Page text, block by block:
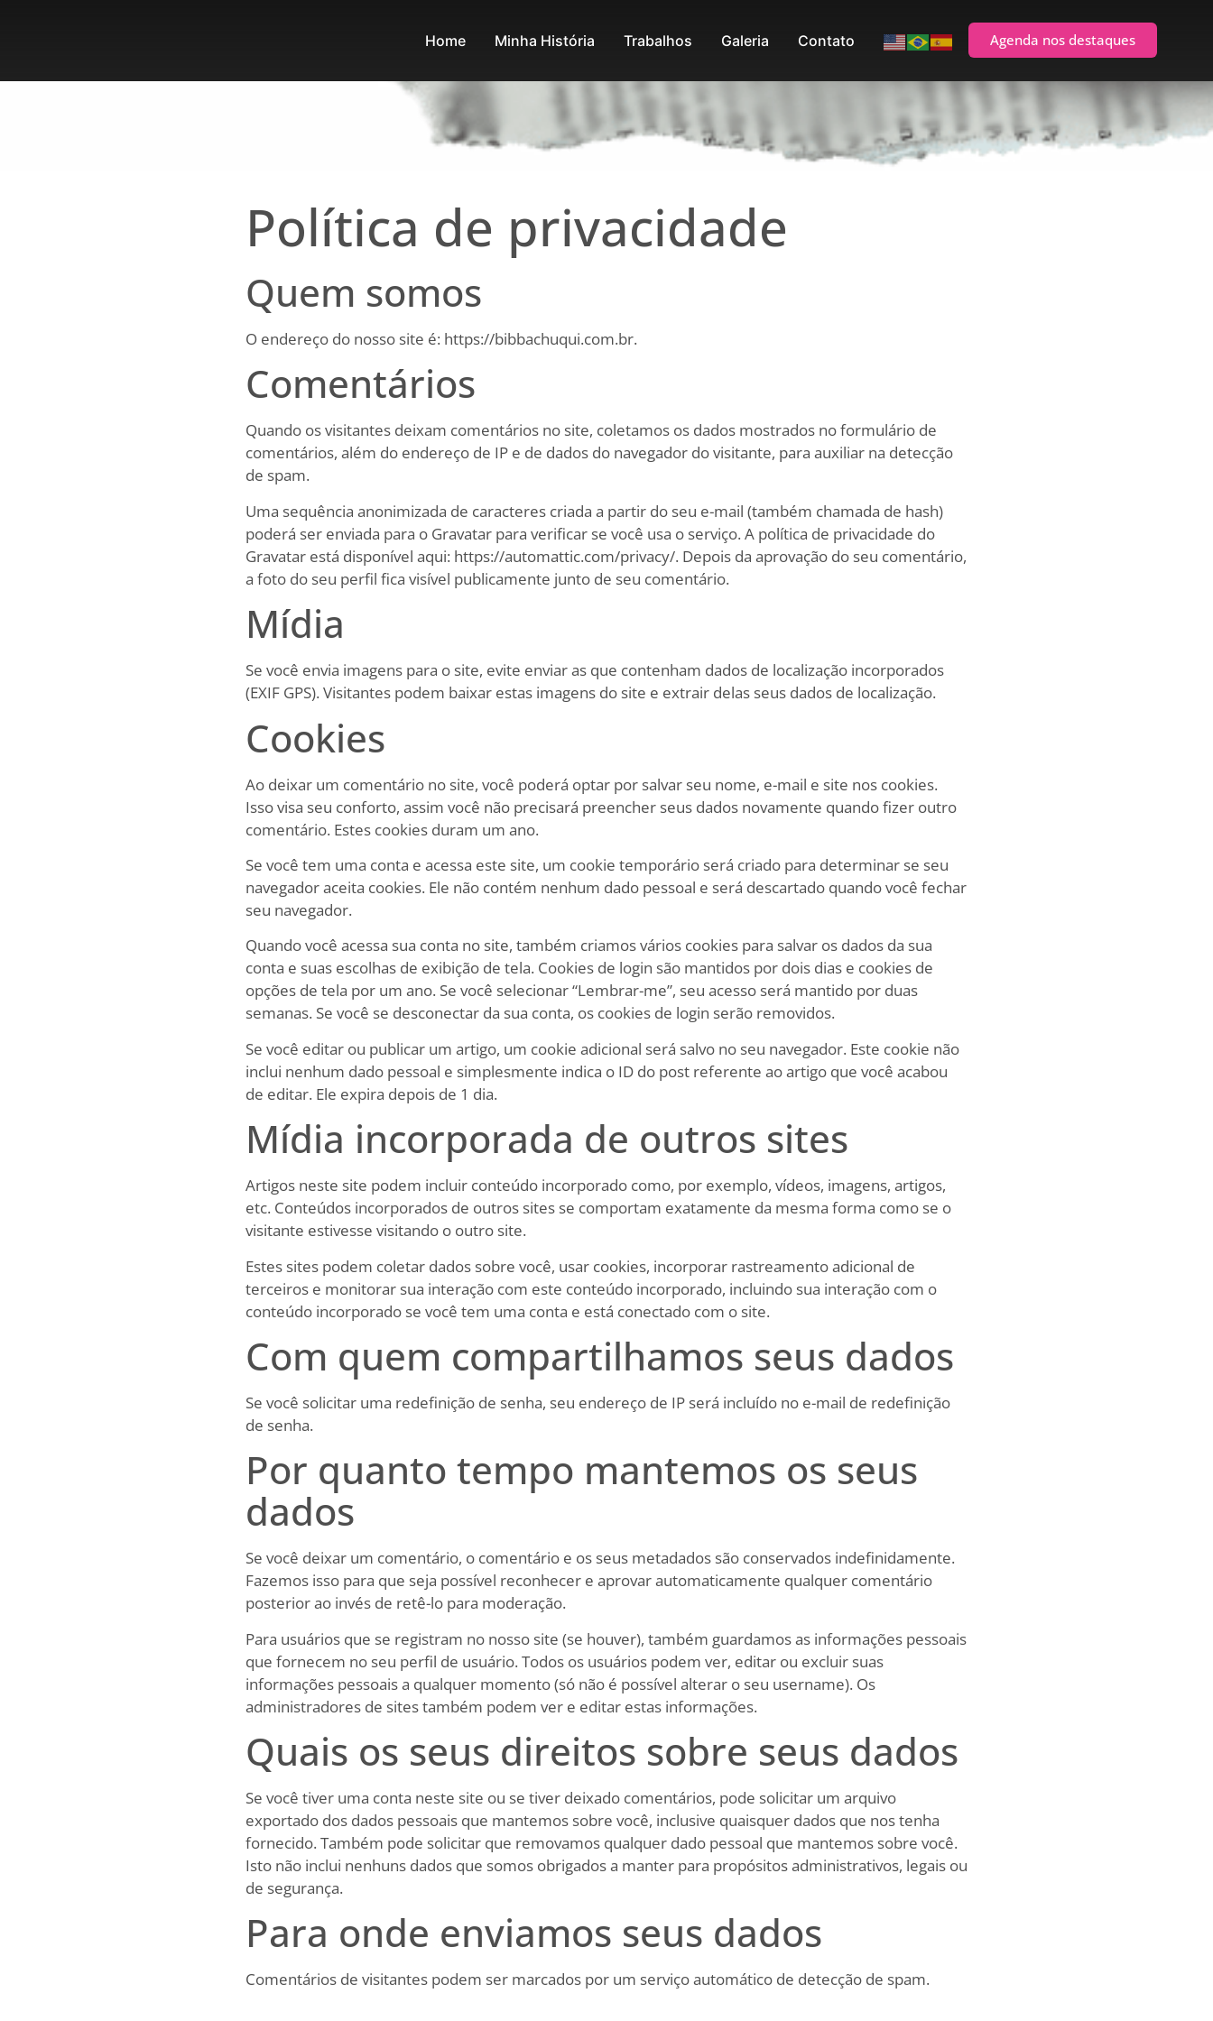
Home Minha História Trabalhos Galeria Contato Agenda nos destaques
Política de privacidade
Quem somos
O endereço do nosso site é: https://bibbachuqui.com.br.
Comentários
Quando os visitantes deixam comentários no site, coletamos os dados mostrados no formulário de
comentários, além do endereço de IP e de dados do navegador do visitante, para auxiliar na detecção
de spam.
Uma sequência anonimizada de caracteres criada a partir do seu e-mail (também chamada de hash)
poderá ser enviada para o Gravatar para verificar se você usa o serviço. A política de privacidade do
Gravatar está disponível aqui: https://automattic.com/privacy/. Depois da aprovação do seu comentário,
a foto do seu perfil fica visível publicamente junto de seu comentário.
Mídia
Se você envia imagens para o site, evite enviar as que contenham dados de localização incorporados
(EXIF GPS). Visitantes podem baixar estas imagens do site e extrair delas seus dados de localização.
Cookies
Ao deixar um comentário no site, você poderá optar por salvar seu nome, e-mail e site nos cookies.
Isso visa seu conforto, assim você não precisará preencher seus dados novamente quando fizer outro
comentário. Estes cookies duram um ano.
Se você tem uma conta e acessa este site, um cookie temporário será criado para determinar se seu
navegador aceita cookies. Ele não contém nenhum dado pessoal e será descartado quando você fechar
seu navegador.
Quando você acessa sua conta no site, também criamos vários cookies para salvar os dados da sua
conta e suas escolhas de exibição de tela. Cookies de login são mantidos por dois dias e cookies de
opções de tela por um ano. Se você selecionar “Lembrar-me”, seu acesso será mantido por duas
semanas. Se você se desconectar da sua conta, os cookies de login serão removidos.
Se você editar ou publicar um artigo, um cookie adicional será salvo no seu navegador. Este cookie não
inclui nenhum dado pessoal e simplesmente indica o ID do post referente ao artigo que você acabou
de editar. Ele expira depois de 1 dia.
Mídia incorporada de outros sites
Artigos neste site podem incluir conteúdo incorporado como, por exemplo, vídeos, imagens, artigos,
etc. Conteúdos incorporados de outros sites se comportam exatamente da mesma forma como se o
visitante estivesse visitando o outro site.
Estes sites podem coletar dados sobre você, usar cookies, incorporar rastreamento adicional de
terceiros e monitorar sua interação com este conteúdo incorporado, incluindo sua interação com o
conteúdo incorporado se você tem uma conta e está conectado com o site.
Com quem compartilhamos seus dados
Se você solicitar uma redefinição de senha, seu endereço de IP será incluído no e-mail de redefinição
de senha.
Por quanto tempo mantemos os seus
dados
Se você deixar um comentário, o comentário e os seus metadados são conservados indefinidamente.
Fazemos isso para que seja possível reconhecer e aprovar automaticamente qualquer comentário
posterior ao invés de retê-lo para moderação.
Para usuários que se registram no nosso site (se houver), também guardamos as informações pessoais
que fornecem no seu perfil de usuário. Todos os usuários podem ver, editar ou excluir suas
informações pessoais a qualquer momento (só não é possível alterar o seu username). Os
administradores de sites também podem ver e editar estas informações.
Quais os seus direitos sobre seus dados
Se você tiver uma conta neste site ou se tiver deixado comentários, pode solicitar um arquivo
exportado dos dados pessoais que mantemos sobre você, inclusive quaisquer dados que nos tenha
fornecido. Também pode solicitar que removamos qualquer dado pessoal que mantemos sobre você.
Isto não inclui nenhuns dados que somos obrigados a manter para propósitos administrativos, legais ou
de segurança.
Para onde enviamos seus dados
Comentários de visitantes podem ser marcados por um serviço automático de detecção de spam.